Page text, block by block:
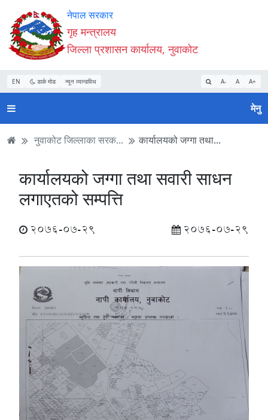
Accessibility
Mode
सुरु
गर्नुहोस्
सामाग्री
पढ्नुहाेस्
नेभिगेसन
पढ्नुहाेस्
वेबसाइट
खोजमा
जानुहोस्
नेपाल सरकार
गृह मन्त्रालय
जिल्ला प्रशासन कार्यालय, नुवाकोट
EN डार्क मोड न्यून व्यान्डविथ A- A A+
मेनु
नुवाकोट जिल्लाका सरक... कार्यालयको जग्गा तथा...
कार्यालयको जग्गा तथा सवारी साधन
लगाएतको सम्पत्ति
2076-07-29 2076-07-29